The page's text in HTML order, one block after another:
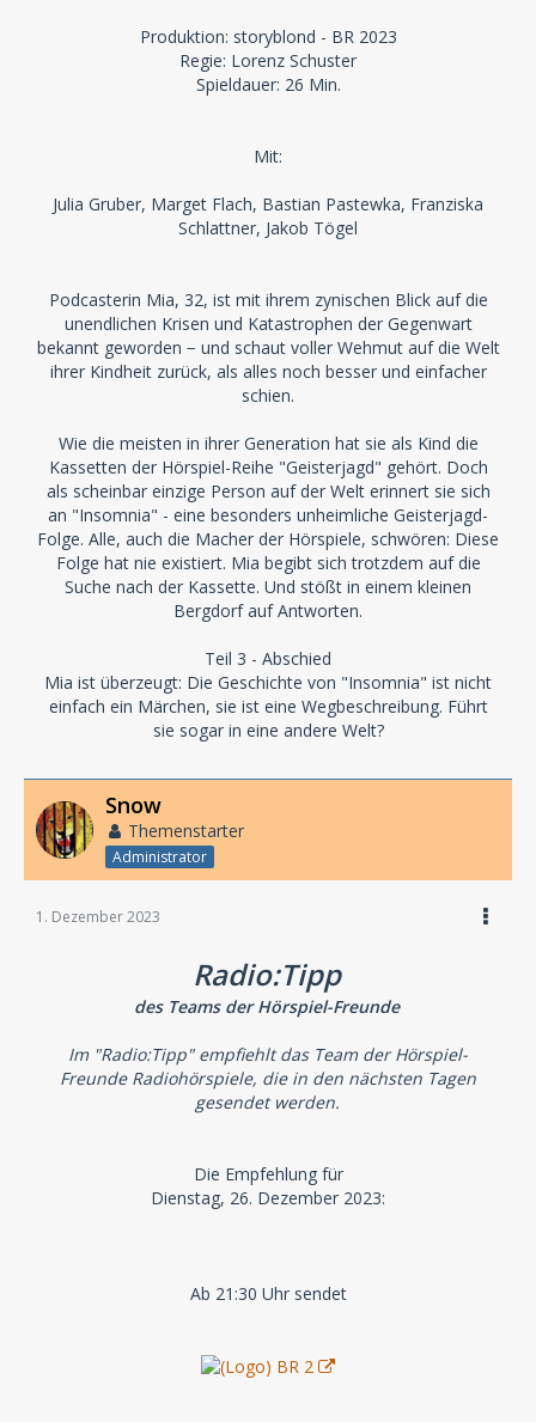
Produktion: storyblond - BR 2023
Regie: Lorenz Schuster
Spieldauer: 26 Min.
Mit:
Julia Gruber, Marget Flach, Bastian Pastewka, Franziska
Schlattner, Jakob Tögel
Podcasterin Mia, 32, ist mit ihrem zynischen Blick auf die
unendlichen Krisen und Katastrophen der Gegenwart
bekannt geworden − und schaut voller Wehmut auf die Welt
ihrer Kindheit zurück, als alles noch besser und einfacher
schien.
Wie die meisten in ihrer Generation hat sie als Kind die
Kassetten der Hörspiel-Reihe "Geisterjagd" gehört. Doch
als scheinbar einzige Person auf der Welt erinnert sie sich
an "Insomnia" - eine besonders unheimliche Geisterjagd-
Folge. Alle, auch die Macher der Hörspiele, schwören: Diese
Folge hat nie existiert. Mia begibt sich trotzdem auf die
Suche nach der Kassette. Und stößt in einem kleinen
Bergdorf auf Antworten.
Teil 3 - Abschied
Mia ist überzeugt: Die Geschichte von "Insomnia" ist nicht
einfach ein Märchen, sie ist eine Wegbeschreibung. Führt
sie sogar in eine andere Welt?
Snow
Themenstarter
Administrator
1. Dezember 2023
Radio:Tipp
des Teams der Hörspiel-Freunde
Im "Radio:Tipp" empfiehlt das Team der Hörspiel-
Freunde Radiohörspiele, die in den nächsten Tagen
gesendet werden.
Die Empfehlung für
Dienstag, 26. Dezember 2023:
Ab 21:30 Uhr sendet